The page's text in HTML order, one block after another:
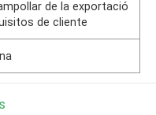
de la exportació
de cliente